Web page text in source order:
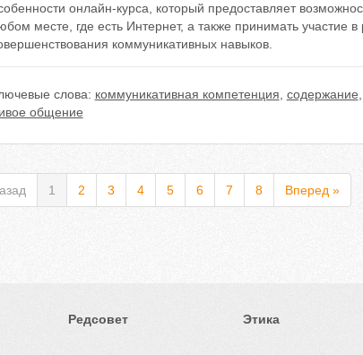
онлайн-курса, который предоставляет
месте, где есть Интернет, а также принимать участие
коммуникативных навыков.
слова: коммуникативная компетенция содержание
общение
1 2 3 4 5 6 7 8 Вперед »
Редсовет Этика